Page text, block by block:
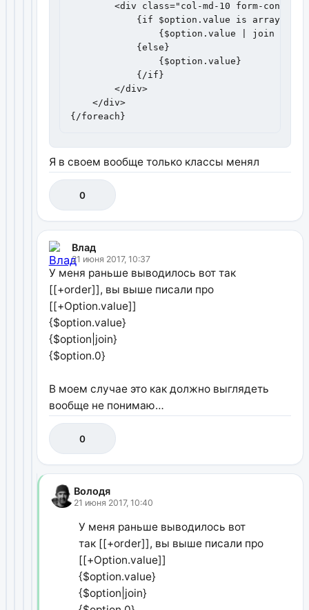
<div class="col-md-10 form-
            {if $option.value is array}
{$option.value | join : ',
            {else}
                {$option.value}
            {/if}
        </div>
    </div>
{/foreach}
Я в своем вообще только классы менял
0
Влад
21 июня 2017, 10:37
У меня раньше выводилось вот так
[[+order]], вы выше писали про
[[+Option.value]]
{$option.value}
{$option|join}
{$option.0}
В моем случае это как должно выглядеть
вообще не понимаю…
0
Володя
21 июня 2017, 10:40
У меня раньше выводилось вот
так [[+order]], вы выше писали про
[[+Option.value]]
{$option.value}
{$option|join}